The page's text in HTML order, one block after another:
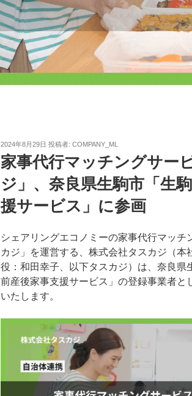
投
日:
2024年8月29日 投稿者: COMPANY_ML
家事代行マッチングサー
ジ」、奈良県生駒市「生
援サービス」に参画
シェアリングエコノミーの家事代行マッチ
カジ」を運営する、株式会社タスカジ（本
役：和田幸子、以下タスカジ）は、奈良県
前産後家事支援サービス」の登録事業者と
いたします。